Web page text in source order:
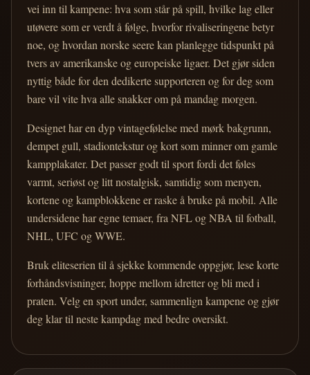
vei inn til kampene: hva som står på spill, hvilke lag eller
utøvere som er verdt å følge, hvorfor rivaliseringene betyr
noe, og hvordan norske seere kan planlegge tidspunkt på
tvers av amerikanske og europeiske ligaer. Det gjør siden
nyttig både for den dedikerte supporteren og for deg som
bare vil vite hva alle snakker om på mandag morgen.
Designet har en dyp vintagefølelse med mørk bakgrunn,
dempet gull, stadiontekstur og kort som minner om gamle
kampplakater. Det passer godt til sport fordi det føles
varmt, seriøst og litt nostalgisk, samtidig som menyen,
kortene og kampblokkene er raske å bruke på mobil. Alle
undersidene har egne temaer, fra NFL og NBA til fotball,
NHL, UFC og WWE.
Bruk eliteserien til å sjekke kommende oppgjør, lese korte
forhåndsvisninger, hoppe mellom idretter og bli med i
praten. Velg en sport under, sammenlign kampene og gjør
deg klar til neste kampdag med bedre oversikt.